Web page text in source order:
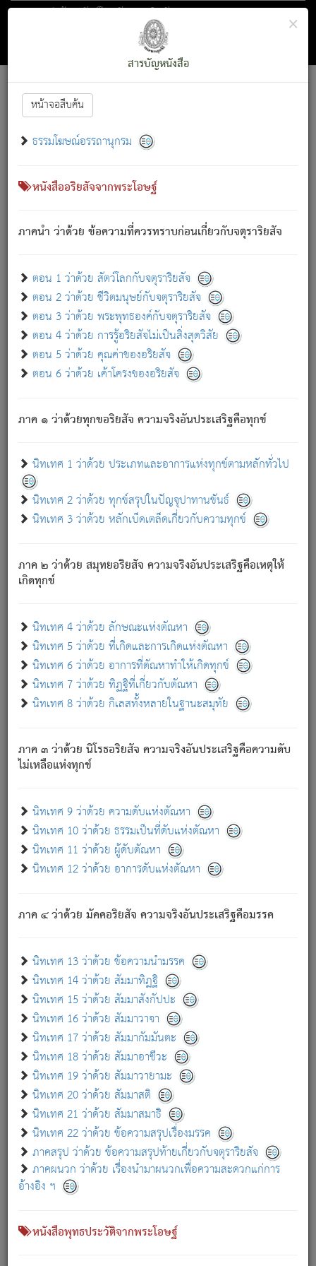
ตอน 1 ว่าด้วย สัตว์โลกกับจตุราริยสัจ
สารบัญ×
สารบัญหนังสือ
หน้าจอสืบค้น
ธรรมโฆษณ์อรรถานุกรม
หนังสืออริยสัจจากพระโอษฐ์
ภาคนำ ว่าด้วย ข้อความที่ควรทราบก่อนเกี่ยวกับจตุราริยสัจ
ตอน 1 ว่าด้วย สัตว์โลกกับจตุราริยสัจ
ตอน 2 ว่าด้วย ชีวิตมนุษย์กับจตุราริยสัจ
ตอน 3 ว่าด้วย พระพุทธองค์กับจตุราริยสัจ
ตอน 4 ว่าด้วย การรู้อริยสัจไม่เป็นสิ่งสุดวิสัย
ตอน 5 ว่าด้วย คุณค่าของอริยสัจ
ตอน 6 ว่าด้วย เค้าโครงของอริยสัจ
ภาค ๑ ว่าด้วยทุกขอริยสัจ ความจริงอันประเสริฐคือทุกข์
นิทเทศ 1 ว่าด้วย ประเภทและอาการแห่งทุกข์ตามหลักทั่วไป
นิทเทศ 2 ว่าด้วย ทุกข์สรุปในปัญจุปาทานขันธ์
นิทเทศ 3 ว่าด้วย หลักเบ็ดเตล็ดเกี่ยวกับความทุกข์
ภาค ๒ ว่าด้วย สมุทยอริยสัจ ความจริงอันประเสริฐคือเหตุให้
เกิดทุกข์
นิทเทศ 4 ว่าด้วย ลักษณะแห่งตัณหา
นิทเทศ 5 ว่าด้วย ที่เกิดและการเกิดแห่งตัณหา
นิทเทศ 6 ว่าด้วย อาการที่ตัณหาทำให้เกิดทุกข์
นิทเทศ 7 ว่าด้วย ทิฏฐิที่เกี่ยวกับตัณหา
นิทเทศ 8 ว่าด้วย กิเลสทั้งหลายในฐานะสมุทัย
ภาค ๓ ว่าด้วย นิโรธอริยสัจ ความจริงอันประเสริฐคือความดับ
ไม่เหลือแห่งทุกข์
นิทเทศ 9 ว่าด้วย ความดับแห่งตัณหา
นิทเทศ 10 ว่าด้วย ธรรมเป็นที่ดับแห่งตัณหา
นิทเทศ 11 ว่าด้วย ผู้ดับตัณหา
นิทเทศ 12 ว่าด้วย อาการดับแห่งตัณหา
ภาค ๔ ว่าด้วย มัคคอริยสัจ ความจริงอันประเสริฐคือมรรค
นิทเทศ 13 ว่าด้วย ข้อความนำมรรค
นิทเทศ 14 ว่าด้วย สัมมาทิฏฐิ
นิทเทศ 15 ว่าด้วย สัมมาสังกัปปะ
นิทเทศ 16 ว่าด้วย สัมมาวาจา
นิทเทศ 17 ว่าด้วย สัมมากัมมันตะ
นิทเทศ 18 ว่าด้วย สัมมาอาชีวะ
นิทเทศ 19 ว่าด้วย สัมมาวายามะ
นิทเทศ 20 ว่าด้วย สัมมาสติ
นิทเทศ 21 ว่าด้วย สัมมาสมาธิ
นิทเทศ 22 ว่าด้วย ข้อความสรุปเรื่องมรรค
ภาคสรุป ว่าด้วย ข้อความสรุปท้ายเกี่ยวกับจตุราริยสัจ
ภาคผนวก ว่าด้วย เรื่องนำมาผนวกเพื่อความสะดวกแก่การ
อ้างอิง ฯ
หนังสือพุทธประวัติจากพระโอษฐ์
Font :15 ]||
สัตว์โลกนี้ เกิดความเดือดร้อนแล้ว มีผัสสะบังหน้า
เขาสำคัญสิ่งใด โดยความเป็นประการใด แต่สิ่งนั้นย่อมเป็น
(ตามที่เป็นจริง) โดยประการอื่นจากที่เขาสำคัญนั้น
สัตว์โลกติดข้องอยู่ในภพ ถูกภพบังหน้าแล้ว มีภพโดยความ
เป็นอย่างอื่น (จากที่มันเป็นอยู่จริง) จึงได้เพลิดเพลินยิ่งนักในภพ
เขาเพลิดเพลินยิ่งนักในสิ่งใด สิ่งนั้นเป็นภัย (ที่เขาไม่รู้จัก)
เขากลัวต่อสิ่งใดสิ่งนั้นเป็นทุกข์
พรหมจรรย์นี้ อันบุคคลย่อมประพฤติ ก็เพื่อการละขาดซึ่ง
ภพ.
สมณะหรือพราหมณ์เหล่าใด กล่าวความหลุดพ้นจากภพว่า
มีได้เพราะภพ เรากล่าวว่า สมณะหรือพราหมณ์ทั้งปวงนั้น
มิใช่ผู้หลดพ้นจากภพ.
ภพ ว่ามีได้เพราะวิภพ[2]: เรากล่าวว่า สมณะหรือพราหมณ์ทั้ง
ปวงนั้น ก็ยังสลัดภพออกไปไม่ได้.
ก็ทุกข์นี้มีขึ้น เพราะอาศัยซึ่งอุปธิทั้งปวง.
เพราะความสิ้นไปแห่งอุปาทานทั้งปวง ความเกิดขึ้นแห่ง
ทุกข์จึงไม่มี.
ท่านจงดูโลกนี้เถิด (จะเห็นว่า) สัตว์ทั้งหลายอันอวิชาหนา
แน่นบังหนาแล้ว; และว่า สัตว์ผู้ยินดีในภพอันเป็นแล้วนั้น ย่อม
อันเป็นไปในที่หรือเวลาทั้งปวง[3]เพื่อความมีแห่งประโยชน์โดย
ประการทั้งปวง; ภพทั้งหลายทั้งหมดนั้น ไม่เที่ยง เป็นทุกข์ มี
ความแปรปรวนเป็นธรรมดา.
อย่างนี้อยู่; เขาย่อมละภวตัณหาได้ และไม่เพลิดเพลินวิภวตัณหา
ด้วย.
ความดับเพราะความสำรอกไม่เหลือ (แห่งภพทั้งหลาย)
เพราะความสิ้นไปแห่งตัณหาโดยประการทั้งปวง นั้นคือ
นิพพาน.
ภพใหม่ย่อมไม่มีแก่ภิกษุนั้น ผู้ดับเย็นสนิทแล้ว เพราะไม่มี
ภิกษุนั้น เป็นผู้ครอบงำมารได้แล้ว ชนะสงครามแล้ว ก้าวล่วง
ภพทั้งหลายทั้งปวงได้แล้ว เป็นผู้คงที่ (คือไม่เปลี่ยนแปลงอีกต่อ
- อุ.ขุ. ๒๕/๑๒๑/๘๔.
(ข้อความนี้ เป็นพระพุทธอุทานที่ทรงเปล่งออก ที่โคนต้นโพธิ์
เป็นที่ตรัสรู้ เมื่อตรัสรู้แล้วได้ 7 วัน)
เกี่ยวกับธรรมโฆษณ์ออนไลน์ (Disclaimer)
แม้ระบบ "ธรรมโฆษณ์ออนไลน์" พยายามปรับปรุงข้อมูลให้ถูกต้องมากที่สุด
ผู้ศึกษาก็พึงตรวจสอบกับตัวเล่มหนังสือต้นฉบับ ที่มีการพิมพ์ครั้งล่าสุด
ก่อนนำข้อมูลไปใช้ในการอ้างอิง"
เกี่ยวกับอัตถจารี|เกี่ยวกับการพัฒนา|แจ้งข้อผิดพลาด / แนะนำ
หนังสือที่เกี่ยวข้อง